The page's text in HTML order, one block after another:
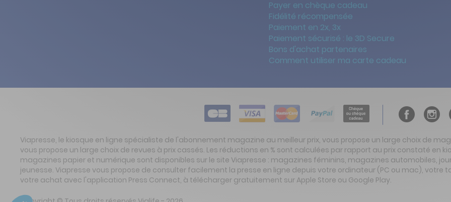
Payer en chèque cadeau
Fidélité récompensée
Paiement en 2x, 3x
Paiement sécurisé : le 3D Secure
Bons d'achat partenaires
Comment utiliser ma carte cadeau
Viapresse, le kiosque en ligne spécialiste de l'abonnement magazine au meilleur prix, vous propose un large choix de
vous propose un large choix de revues à prix cassés. Les réductions en % sont calculées par rapport au prix constaté en
magazines papier et numérique sont disponibles sur le site Viapresse : magazines féminins, magazines automobiles,
jeunesse. Viapresse vous propose de consulter facilement la presse en ligne depuis votre ordinateur (PC ou mac), votre
votre achat avec l'application Press Connect, à télécharger gratuitement sur Apple Store ou Google Play.